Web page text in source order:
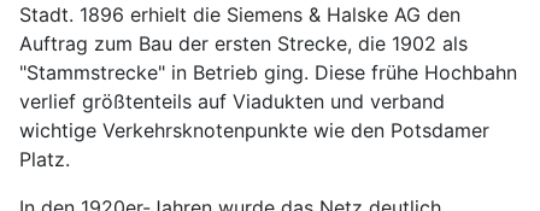
Stadt. 1896 erhielt die Siemens & Halske AG den
Auftrag zum Bau der ersten Strecke, die 1902 als
"Stammstrecke" in Betrieb ging. Diese frühe Hochbahn
verlief größtenteils auf Viadukten und verband
wichtige Verkehrsknotenpunkte wie den Potsdamer
Platz.